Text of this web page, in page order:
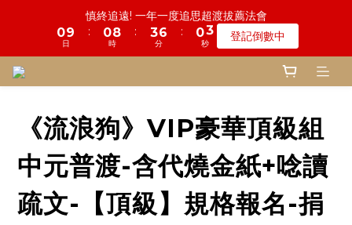
鬼門開倒數! 農曆七月中元普渡 鎮瀾宮代拜
04
1
日
3
2
1
1
0
時
4
3
2
0
7
6
3
1
0
分
1
0
1
0
秒
瞭解詳情
0
5
4
2
0
5
4
3
1
03
2
1
慎終追遠! 一年一度追思超渡拔薦法會
09
8
7
3
1
0
日
:
1
0
9
8
7
6
2
0
時
4
3
2
1
6
5
4
0
分
:
1
0
1
0
秒
登記倒數中
3
2
7
2
1
0
6
5
4
0
4
3
7
6
5
1
0
9
4
2
1
4
3
2
4
3
2
瞭解詳情
《流浪狗》VIP豪華頂級組
中元普渡-含代燒金紙+唸讀
疏文-【頂級】規格報名-捐